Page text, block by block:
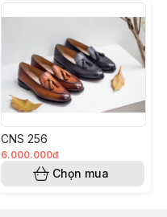
CNS 256
6.000.000đ
Chọn mua